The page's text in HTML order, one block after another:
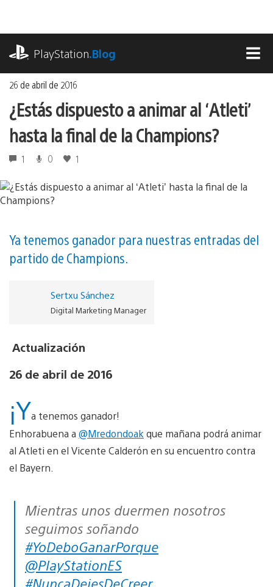
contenido
PlayStation.Blog
26 de abril de 2016
¿Estás dispuesto a animar al ‘Atleti’
hasta la final de la Champions?
1 0 1
Ya tenemos ganador para nuestras entradas del
partido de Champions.
Sertxu Sánchez
Digital Marketing Manager
Actualización
26 de abril de 2016
¡Ya tenemos ganador!
Enhorabuena a @Mredondoak que mañana podrá animar
al Atleti en el Vicente Calderón en su encuentro contra
el Bayern.
Mientras unos duermen nosotros
seguimos soñando
#YoDeboGanarPorque
@PlayStationES
#NuncaDejesDeCreer